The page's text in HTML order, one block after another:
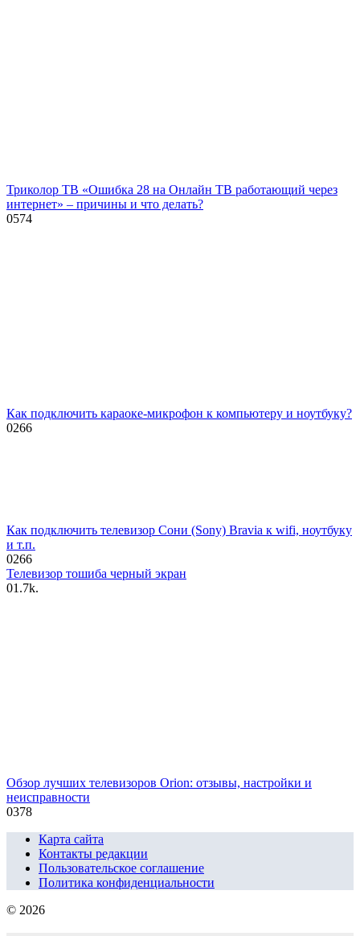
Триколор ТВ «Ошибка 28 на Онлайн ТВ работающий через
интернет» – причины и что делать?
0574
Как подключить караоке-микрофон к компьютеру и ноутбуку?
0266
Как подключить телевизор Сони (Sony) Bravia к wifi, ноутбуку
и т.п.
0266
Телевизор тошиба черный экран
01.7k.
Обзор лучших телевизоров Orion: отзывы, настройки и
неисправности
0378
Карта сайта
Контакты редакции
Пользовательское соглашение
Политика конфиденциальности
© 2026